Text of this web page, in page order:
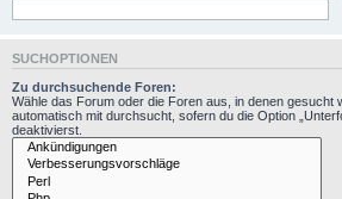
SUCHOPTIONEN
Zu durchsuchende Foren:
Wähle das Forum oder die Foren aus, in denen gesucht
automatisch mit durchsucht, sofern du die Option
deaktivierst.